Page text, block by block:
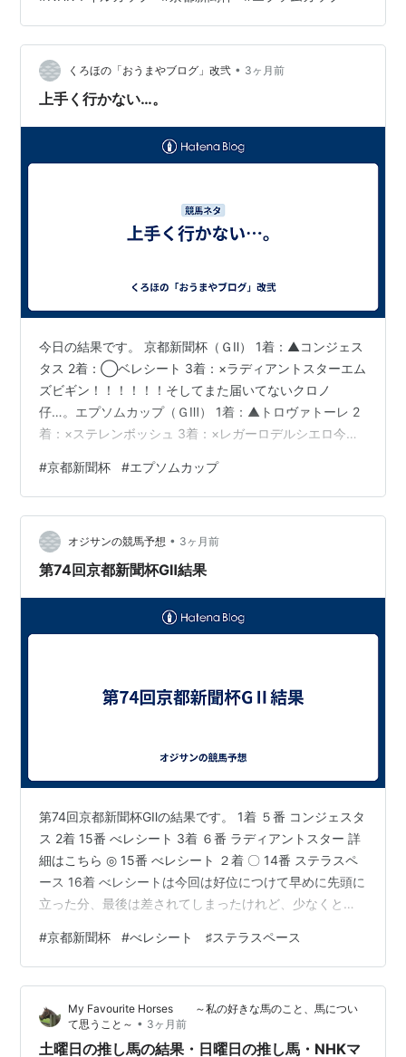
～～～～～～～～～～～～～ ⭐ 5/10（日） 第31回NHK
マイルＣ（ＧⅠ）東京競馬場 1,600m １８頭 【結果】 優
勝 １７ロデオドライブ ２着 １６アスクイキゴミ ３着 １
１アドマイヤクワッズ 【結論】 ◎ １４バルセシート１０
着 〇 ８ローベルクランツ４着 ▲ １５レザベーショ…
くろほの「おうまやブログ」改弐 • 3ヶ月前
上手く行かない…。
今日の結果です。 京都新聞杯（ＧⅡ） 1着：▲コンジェス
タス 2着：◯ベレシート 3着：×ラディアントスターエム
ズビギン！！！！！！そしてまた届いてないクロノ
仔…。エプソムカップ（ＧⅢ） 1着：▲トロヴァトーレ 2
着：×ステレンボッシュ 3着：×レガーロデルシエロ今更
この後、明日の予想します。
#京都新聞杯 #エプソムカップ
オジサンの競馬予想 • 3ヶ月前
第74回京都新聞杯GⅡ結果
第74回京都新聞杯GⅡの結果です。 1着 ５番 コンジェスタ
ス 2着 15番 べレシート 3着 ６番 ラディアントスター 詳
細はこちら ◎ 15番 べレシート ２着 〇 14番 ステラスペ
ース 16着 べレシートは今回は好位につけて早めに先頭に
立った分、最後は差されてしまったけれど、少なくとも
では 次走までにすこしでも積み上げがあれば、勝てるチ
ャンスは十分 楽しみだぁ ステラスペースは、やはり休む
べきだったかなぁ 夏を越して一回り大きくなってくれる
ことに期待 今週の成績 ▲400円 2026年の成績 20戦5勝
勝率 0.250 収支 +16,…
#京都新聞杯 #べレシート ♯ステラスペース
My Favourite Horses ～私の好きな馬のこと、馬につい
て思うこと～ • 3ヶ月前
土曜日の推し馬の結果・日曜日の推し馬・NHKマ